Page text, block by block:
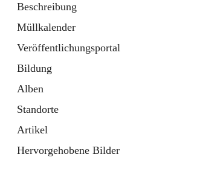
Beschreibung
Müllkalender
Veröffentlichungsportal
Bildung
Alben
Standorte
Artikel
Hervorgehobene Bilder